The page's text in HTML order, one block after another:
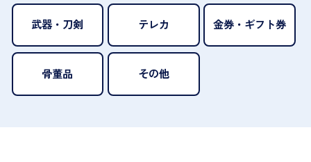
武器・刀剣 テレカ 金券・ギフト券
骨董品 その他